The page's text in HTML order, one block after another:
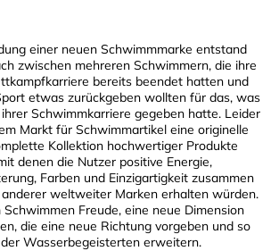
einer neuen Schwimmmarke entstand
zwischen mehreren Schwimmern, die ihre
bereits beendet hatten und
etwas zurückgeben wollten für das, was
Schwimmkarriere gegeben hatte. Leider
Markt für Schwimmartikel eine originelle
Kollektion hochwertiger Produkte
denen die Nutzer positive Energie,
Farben und Einzigartigkeit zusammen
weltweiter Marken erhalten würden.
Freude, eine neue Dimension
die eine neue Richtung vorgeben und so
Wasserbegeisterten erweitern.